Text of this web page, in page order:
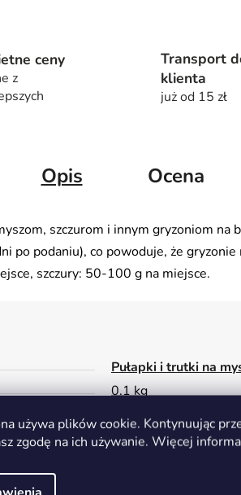
używa plików cookie. Kontynuując
zgodę na ich używanie. Więcej
ceny
z
Transport
klienta
już od 15 zł
Opis Ocena
szczurom i innym gryzoniom na
po podaniu), co powoduje, że
szczury: 50-100 g na miejsce.
Pułapki i trutki na
0.1 kg
5904517242708